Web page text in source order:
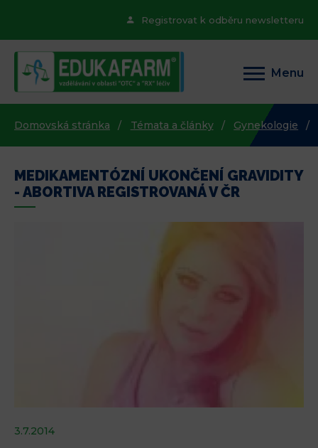
Registrovat k odběru newsletteru
Menu
Domovská stránka Témata a články Gynekologie
MEDIKAMENTÓZNÍ UKONČENÍ GRAVIDITY
- ABORTIVA REGISTROVANÁ V ČR
3.7.2014